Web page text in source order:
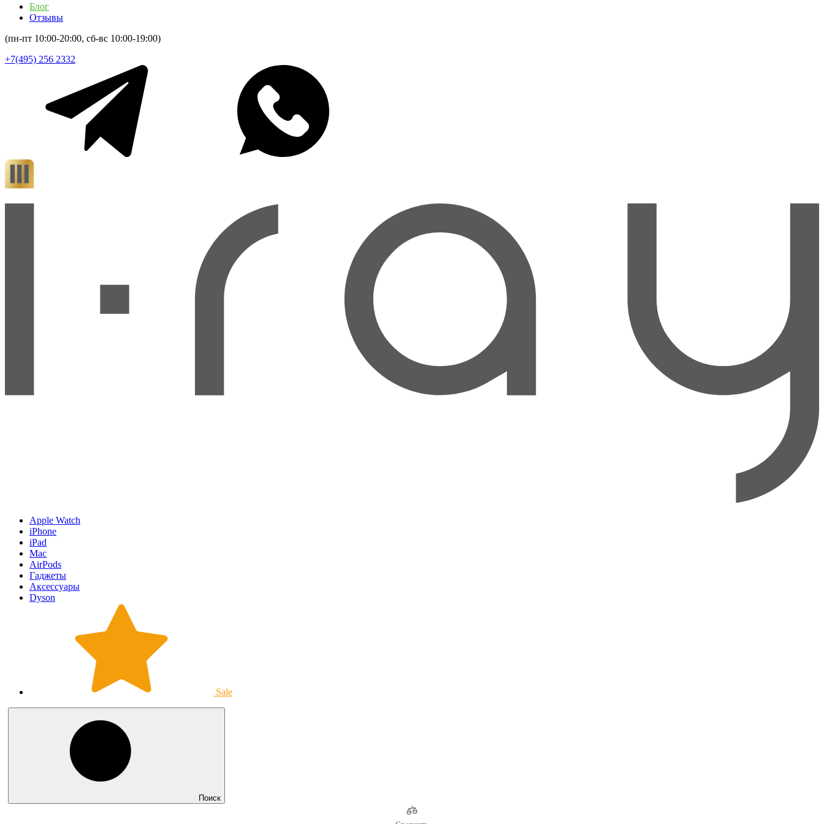
Блог
Отзывы
(пн-пт 10:00-20:00, сб-вс 10:00-19:00)
+7(495) 256 2332
Apple Watch
iPhone
iPad
Mac
AirPods
Гаджеты
Аксессуары
Dyson
Sale
Поиск